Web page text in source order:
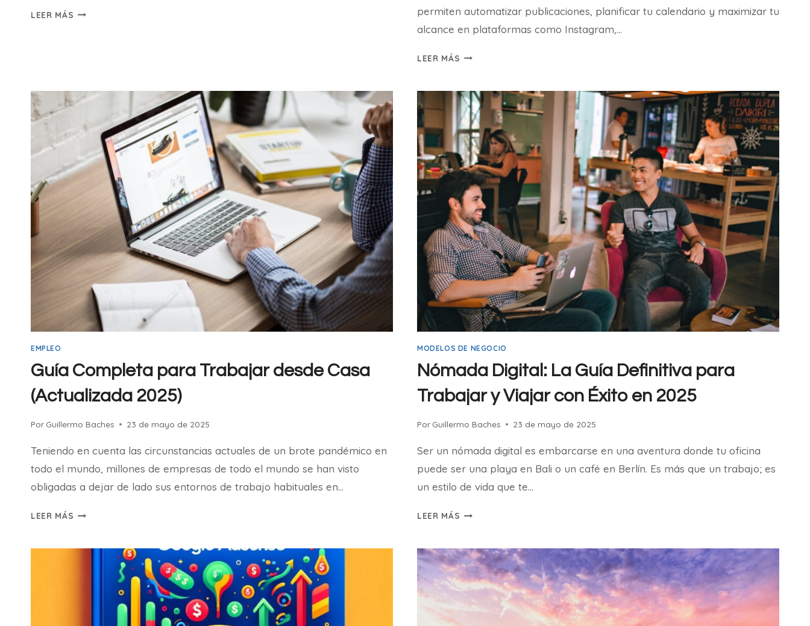
LEER MÁS 41+
permiten automatizar publicaciones, planificar tu calendario y maximizar tu
alcance en plataformas como Instagram,…
LEER MÁS 17+
PARA
PROGRAMAR
REDES
SOCIALES
Y
OPTIMIZAR
TU
ESTRATEGIA
DIGITAL
(2025)
EMPLEO
Guía Completa para Trabajar desde Casa
(Actualizada 2025)
Por Guillermo Baches 23 de mayo de 2025
Teniendo en cuenta las circunstancias actuales de un brote pandémico en
todo el mundo, millones de empresas de todo el mundo se han visto
obligadas a dejar de lado sus entornos de trabajo habituales en…
LEER MÁS GUÍA
TRABAJAR
(ACTUALIZADA
MODELOS DE NEGOCIO
Nómada Digital: La Guía Definitiva para
Trabajar y Viajar con Éxito en 2025
Por Guillermo Baches 23 de mayo de 2025
Ser un nómada digital es embarcarse en una aventura donde tu oficina
puede ser una playa en Bali o un café en Berlín. Es más que un trabajo; es
un estilo de vida que te…
LEER MÁS NÓMADA
GUÍA
DEFINITIVA
PARA
TRABAJAR